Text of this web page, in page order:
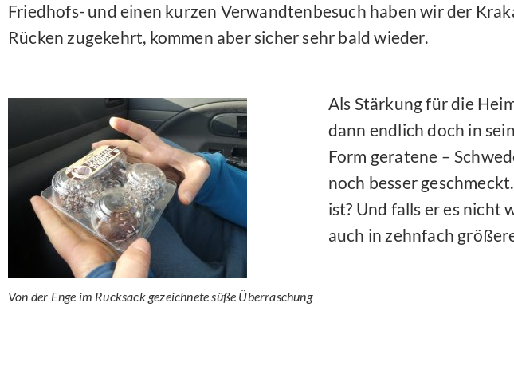
Friedhofs- und einen kurzen Verwandtenbesuch haben wir der
Rücken zugekehrt, kommen aber sicher sehr bald wieder.
Von der Enge im Rucksack gezeichnete süße Überraschung
Als Stärkung für die
dann endlich doch in
Form geratene –
noch besser
ist? Und falls er es nicht
auch in zehnfach